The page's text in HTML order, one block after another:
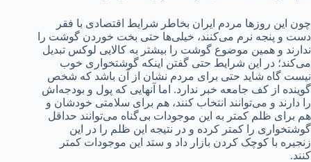
چون این روزها مردم ایران بخاطر شرایط اقتصادی با فقر
دست و پنجه نرم می‌کنند، خیلی‌ها حتی بخت خوردن گوشت را
ندارند و همین موضوع گوشت را بیشتر به کالایی لوکس تبدیل
می‌کند؛ در این شرایط حتی گفتن اینکه گوشتخواری خوب
نیست گاه شاید حتی برای مردم نشان از آن باشد که شخص
گوینده از کف جامعه خبر ندارد. اما آنهایی که پول و بودجه‌اش
را دارند و می‌توانند انتخاب کنند، هم برای سلامتی خودشان و
هم برای ظلم کمتر به این موجودات بی‌گناه می‌توانند حداقل
گوشتخواری را کمتر کرده و در نتیجه این ظلم را در این
زنجیره با کوچک کردن بازار داد و ستد این موجودات کمتر
کنند.